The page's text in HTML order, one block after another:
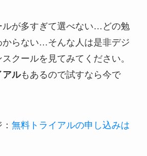
ルが多すぎて選べない…どの勉
からない…そんな人は是非デジ
クールを見てみてください。
アルもあるので試すなら今で
無料トライアルの申し込みは